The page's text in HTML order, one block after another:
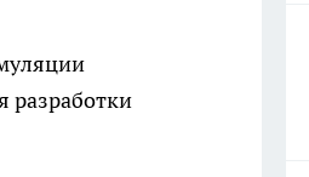
разработки